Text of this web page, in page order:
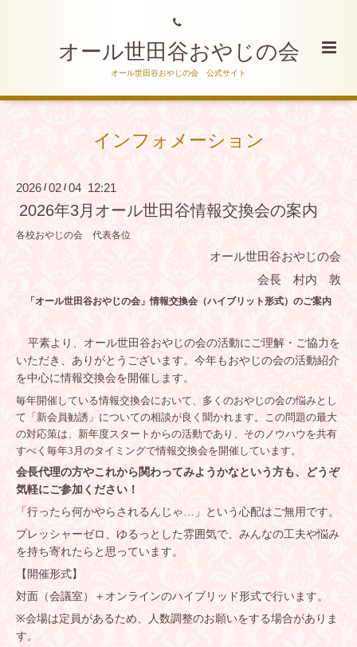
オール世田谷おやじの会
オール世田谷おやじの会 公式サイト
インフォメーション
2026 /02 / 04 12:21
2026年3月オール世田谷情報交換会の案内
各校おやじの会 代表各位
オール世田谷おやじの会
会長 村内 敦
「オール世田谷おやじの会」情報交換会（ハイブリット形式）のご案内
平素より、オール世田谷おやじの会の活動にご理解・ご協力を
いただき、ありがとうございます。今年もおやじの会の活動紹介
を中心に情報交換会を開催します。
毎年開催している情報交換会において、多くのおやじの会の悩みとし
て「新会員勧誘」についての相談が良く聞かれます。この問題の最大
の対応策は、新年度スタートからの活動であり、そのノウハウを共有
すべく毎年3 月のタイミングで情報交換会を開催しています。
会長代理の方やこれから関わってみようかなという方も、どうぞ
気軽にご参加ください！
「行ったら何かやらされるんじゃ
」という心配はご無用です。
プレッシャーゼロ、ゆるっとした雰囲気で、みんなの工夫や悩み
を持ち寄れたらと思っています。
【開催形式】
対面（会議室）＋オンラインのハイブリッド形式で行います。
※会場は定員があるため、人数調整のお願いをする場合がありま
す。